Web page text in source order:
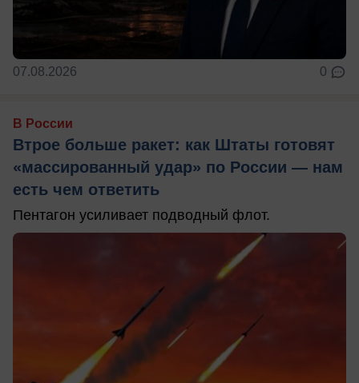
07.08.2026 0
В России
Втрое больше ракет: как Штаты готовят
«массированный удар» по России — нам
есть чем ответить
Пентагон усиливает подводный флот.